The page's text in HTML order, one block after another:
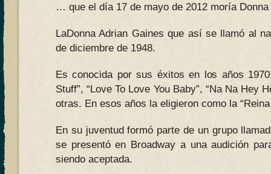
… que el día 17 de mayo de 2012 moría Donna
LaDonna Adrian Gaines que así se llamó al
de diciembre de 1948.
Es conocida por sus éxitos en los años
Stuff”, “Love To Love You Baby”, “Na Na Hey
otras. En esos años la eligieron como la
En su juventud formó parte de un grupo
se presentó en Broadway a una audición
siendo aceptada.